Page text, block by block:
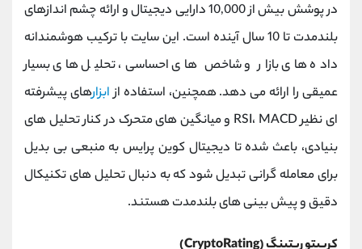
در پوشش بیش از 10,000 دارایی دیجیتال و ارائه چشم ‌اندازهای
بلندمدت تا 10 سال آینده است. این سایت با ترکیب هوشمندانه
داده ‌های بازار و شاخص‌ های احساسی، تحلیل ‌های بسیار
عمیقی را ارائه می ‌دهد. همچنین، استفاده ازابزارهای پیشرفته
‌ای نظیر RSI، MACD و میانگین‌ های متحرک در کنار تحلیل ‌های
بنیادی، باعث شده تا دیجیتال کوین پرایس به منبعی بی ‌بدیل
برای معامله ‌گرانی تبدیل شود که به دنبال تحلیل ‌های تکنیکال
دقیق و پیش ‌بینی‌ های بلندمدت هستند.